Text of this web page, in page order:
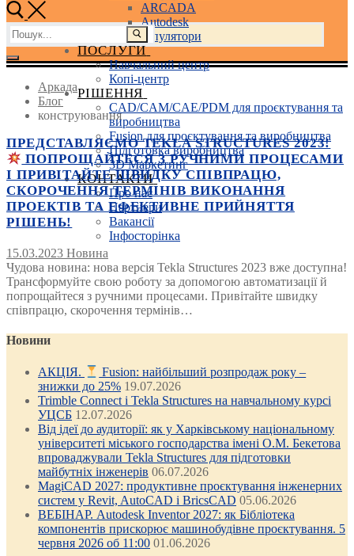
ARCADA
Autodesk
3D маніпулятори
ПОСЛУГИ
Навчальний центр
Копі-центр
РІШЕННЯ
CAD/CAM/CAE/PDM для проєктування та
виробництва
Fusion для проєктування та виробництва
Підготовка виробництва
3D Маркетинг
КОНТАКТИ
Про нас
Партнери
Вакансії
Інфосторінка
Пошук:
Аркада
Блог
конструювання
ПРЕДСТАВЛЯЄМО TEKLA STRUCTURES 2023!
ПОПРОЩАЙТЕСЯ З РУЧНИМИ ПРОЦЕСАМИ
І ПРИВІТАЙТЕ ШВИДКУ СПІВПРАЦЮ,
СКОРОЧЕННЯ ТЕРМІНІВ ВИКОНАННЯ
ПРОЕКТІВ ТА ЕФЕКТИВНЕ ПРИЙНЯТТЯ
РІШЕНЬ!
15.03.2023 Новина
Чудова новина: нова версія Tekla Structures 2023 вже доступна!
Трансформуйте свою роботу за допомогою автоматизації й
попрощайтеся з ручними процесами. Привітайте швидку
співпрацю, скорочення термінів…
Новини
АКЦІЯ.
Fusion: найбільший розпродаж року –
знижки до 25% 19.07.2026
Trimble Connect і Tekla Structures на навчальному курсі
УЦСБ 12.07.2026
Від ідеї до аудиторії: як у Харківському національному
університеті міського господарства імені О.М. Бекетова
впроваджували Tekla Structures для підготовки
майбутніх інженерів 06.07.2026
MagiCAD 2027: продуктивне проєктування інженерних
систем у Revit, AutoCAD і BricsCAD 05.06.2026
ВЕБІНАР. Autodesk Inventor 2027: як Бібліотека
компонентів прискорює машинобудівне проєктування. 5
червня 2026 об 11:00 01.06.2026